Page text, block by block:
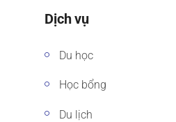
Dịch vụ
Du học
Học bổng
Du lịch